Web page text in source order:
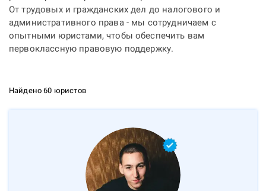
От трудовых и гражданских дел до налогового и
административного права - мы сотрудничаем с
опытными юристами, чтобы обеспечить вам
первоклассную правовую поддержку.
Найдено 60 юристов